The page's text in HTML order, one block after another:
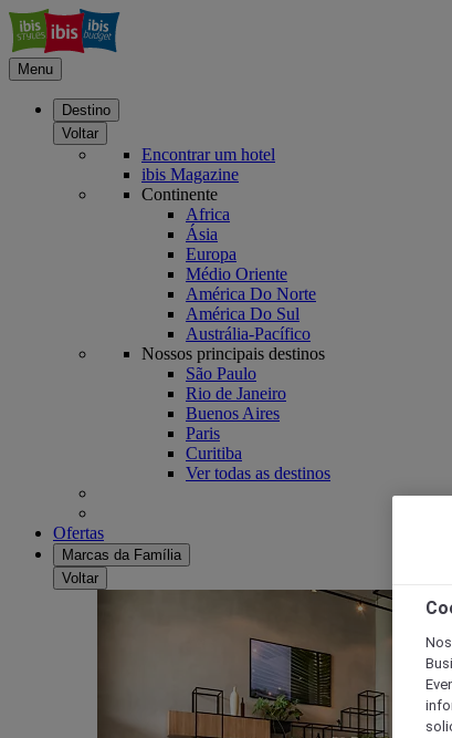
Menu
Destino
Voltar
Encontrar um hotel
ibis Magazine
Continente
Africa
Ásia
Europa
Médio Oriente
América Do Norte
América Do Sul
Austrália-Pacífico
Nossos principais destinos
São Paulo
Rio de Janeiro
Buenos Aires
Paris
Curitiba
Ver todas as destinos
Ofertas
Marcas da Família
Voltar